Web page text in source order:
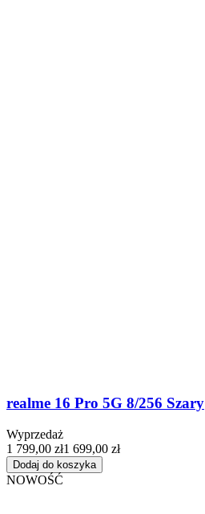
realme 16 Pro 5G 8/256 Szary
Wyprzedaż
1 799,00 zł1 699,00 zł
Dodaj do koszyka
NOWOŚĆ